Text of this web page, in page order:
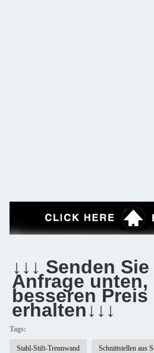
↓↓↓ Senden
Anfrage unten,
besseren Preis
erhalten↓↓↓
Tags:
Stahl-Stift-Trennwand Schnittstellen aus